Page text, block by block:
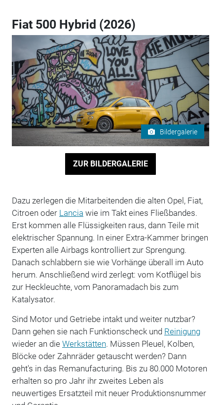
Fiat 500 Hybrid (2026)
Bildergalerie
ZUR BILDERGALERIE
Dazu zerlegen die Mitarbeitenden die alten Opel, Fiat,
Citroen oder Lancia wie im Takt eines Fließbandes.
Erst kommen alle Flüssigkeiten raus, dann Teile mit
elektrischer Spannung. In einer Extra-Kammer bringen
Experten alle Airbags kontrolliert zur Sprengung.
Danach schlabbern sie wie Vorhänge überall im Auto
herum. Anschließend wird zerlegt: vom Kotflügel bis
zur Heckleuchte, vom Panoramadach bis zum
Katalysator.
Sind Motor und Getriebe intakt und weiter nutzbar?
Dann gehen sie nach Funktionscheck und Reinigung
wieder an die Werkstätten. Müssen Pleuel, Kolben,
Blöcke oder Zahnräder getauscht werden? Dann
geht's in das Remanufacturing. Bis zu 80.000 Motoren
erhalten so pro Jahr ihr zweites Leben als
neuwertiges Ersatzteil mit neuer Produktionsnummer